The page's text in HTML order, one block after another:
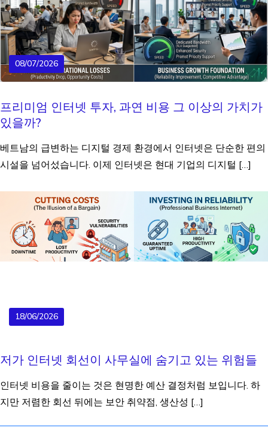
08/07/2026
프리미엄 인터넷 투자, 과연 비용 그 이상의 가치가
있을까?
베트남의 급변하는 디지털 경제 환경에서 인터넷은 단순한 편의
시설을 넘어섰습니다. 이제 인터넷은 현대 기업의 디지털 […]
18/06/2026
저가 인터넷 회선이 사무실에 숨기고 있는 위험들
인터넷 비용을 줄이는 것은 현명한 예산 결정처럼 보입니다. 하
지만 저렴한 회선 뒤에는 보안 취약점, 생산성 […]